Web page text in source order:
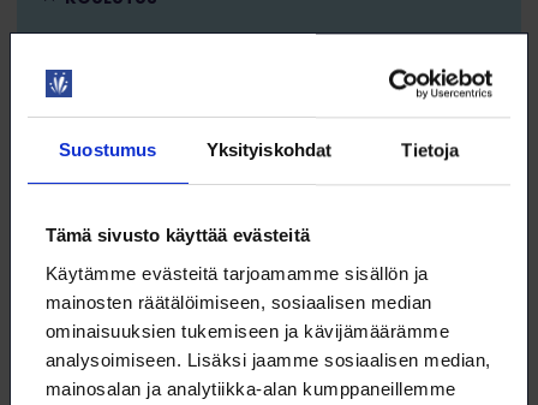
Suostumus Yksityiskohdat Tietoja
Tämä sivusto käyttää evästeitä
Käytämme evästeitä tarjoamamme sisällön ja
mainosten räätälöimiseen, sosiaalisen median
ominaisuuksien tukemiseen ja kävijämäärämme
analysoimiseen. Lisäksi jaamme sosiaalisen median,
mainosalan ja analytiikka-alan kumppaneillemme
AamuBoost – tekoälyn parhaat vinkit
työpäivään!
KOULUTUS